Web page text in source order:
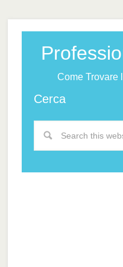
Come Trovare
Cerca